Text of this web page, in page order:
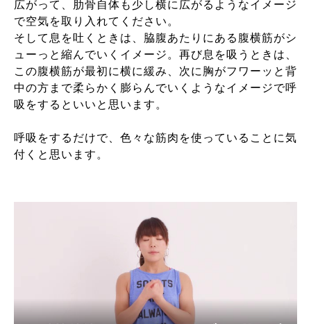
広がって、肋骨自体も少し横に広がるようなイメージ
で空気を取り入れてください。
そして息を吐くときは、脇腹あたりにある腹横筋がシ
ューっと縮んでいくイメージ。再び息を吸うときは、
この腹横筋が最初に横に緩み、次に胸がフワーッと背
中の方まで柔らかく膨らんでいくようなイメージで呼
吸をするといいと思います。
呼吸をするだけで、色々な筋肉を使っていることに気
付くと思います。